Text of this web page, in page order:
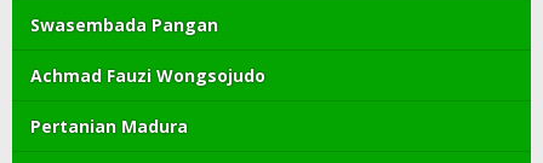
Swasembada Pangan
Achmad Fauzi Wongsojudo
Pertanian Madura